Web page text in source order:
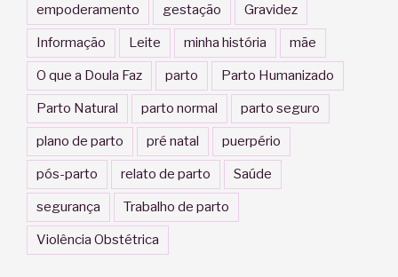
empoderamento gestação Gravidez
Informação Leite minha história mãe
O que a Doula Faz parto Parto Humanizado
Parto Natural parto normal parto seguro
plano de parto pré natal puerpério
pós-parto relato de parto Saúde
segurança Trabalho de parto
Violência Obstétrica